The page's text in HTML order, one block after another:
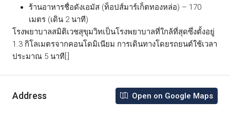
ร้านอาหารชื่อดังเอมัส (ท็อปส์มาร์เก็ตทองหล่อ) – 170
เมตร (เดิน 2 นาที)
โรงพยาบาลสมิติเวชสุขุมวิทเป็นโรงพยาบาลที่ใกล้ที่สุดซึ่งตั้งอยู่
1.3 กิโลเมตรจากคอนโดมิเนียม การเดินทางโดยรถยนต์ใช้เวลา
ประมาณ 5 นาที[:]
Address Open on Google Maps